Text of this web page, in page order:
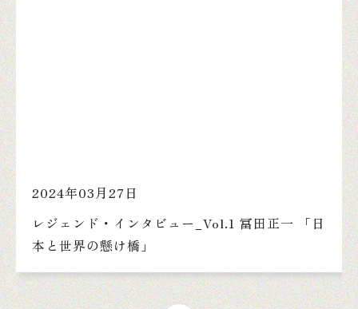
2024年03月27日
レジェンド・インタビュー_Vol.1 冨田正一 「日
本と世界の懸け橋」